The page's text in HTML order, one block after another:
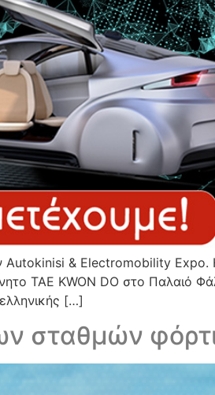
& Electromobility
TAE KWON DO στο Παλαιό
[…]
σταθμών